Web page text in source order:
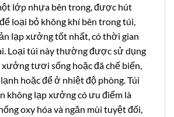
lớp nhựa bên trong, được hút
loại bỏ không khí bên trong túi,
lạp xưởng tốt nhất, có thời gian
Loại túi này thường được sử dụng
tươi sống hoặc đã chế biến,
hoặc để ở nhiệt độ phòng. Túi
không lạp xưởng có ưu điểm là
oxy hóa và ngăn mùi tuyệt đối,